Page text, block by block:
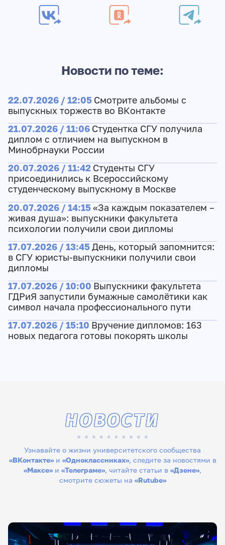
Новости по теме:
22.07.2026 / 12:05 Смотрите альбомы с
выпускных торжеств во ВКонтакте
21.07.2026 / 11:06 Студентка СГУ получила
диплом с отличием на выпускном в
Минобрнауки России
20.07.2026 / 11:42 Студенты СГУ
присоединились к Всероссийскому
студенческому выпускному в Москве
20.07.2026 / 14:15«За каждым показателем –
живая душа»: выпускники факультета
психологии получили свои дипломы
17.07.2026 / 13:45День, который запомнится:
в СГУ юристы-выпускники получили свои
дипломы
17.07.2026 / 10:00 Выпускники факультета
ГДРиЯ запустили бумажные самолётики как
символ начала профессионального пути
17.07.2026 / 15:10 Вручение дипломов: 163
новых педагога готовы покорять школы
Узнавайте о жизни университетского сообщества
«ВКонтакте»и «Одноклассниках», следите за новостями в
«Максе» и «Телеграме», читайте статьи в «Дзене»,
смотрите сюжеты на «Rutube»
НОВОСТИ